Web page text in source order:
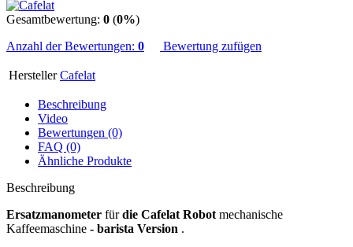
Gesamtbewertung: 0 (0%)
Anzahl der Bewertungen: 0 Bewertung zufügen
Hersteller Cafelat
Beschreibung
Video
Bewertungen (0)
FAQ (0)
Ähnliche Produkte
Beschreibung
Ersatzmanometer fürdie Cafelat Robot mechanische
Kaffeemaschine - barista Version .